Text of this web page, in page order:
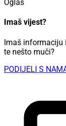
Oglas
Imaš vijest?
Imaš informaciju
te nešto muči?
PODIJELI S